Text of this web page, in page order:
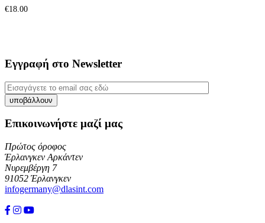
€18.00
Εγγραφή στο Newsletter
Επικοινωνήστε μαζί μας
Πρώτος όροφος
Έρλανγκεν Αρκάντεν
Νυρεμβέργη 7
91052 Έρλανγκεν
infogermany@dlasint.com